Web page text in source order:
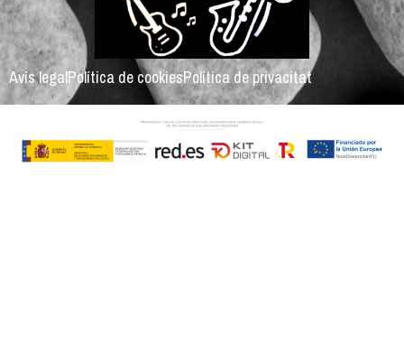
Avís legalPolítica de cookiesPolítica de privacitat